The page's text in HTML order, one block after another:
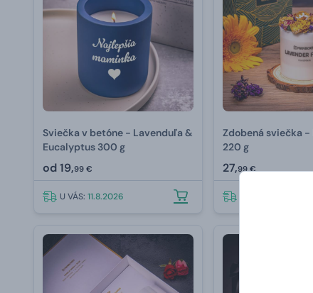
Sviečka v betóne - Lavenduľa &
Eucalyptus 300 g
od19,99 €
U VÁS: 11.8.2026
Zdobená sviečka -
220 g
27,99 €